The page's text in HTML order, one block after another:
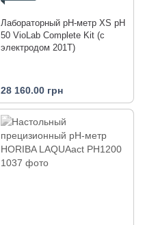
Лабораторный pH-метр XS pH
50 VioLab Complete Kit (с
электродом 201T)
28 160.00 грн